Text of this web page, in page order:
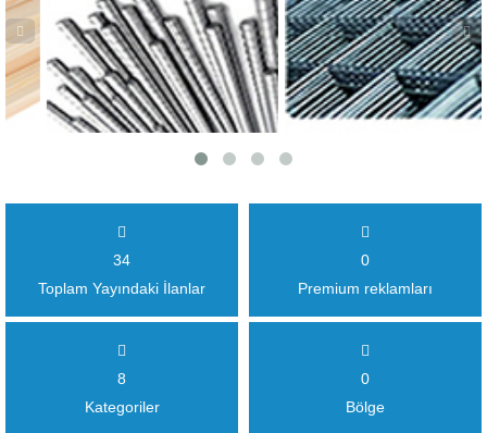
34
Toplam Yayındaki İlanlar
0
Premium reklamları
8
Kategoriler
0
Bölge